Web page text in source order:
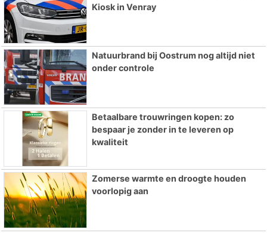
Kiosk in Venray
Natuurbrand bij Oostrum nog altijd niet
onder controle
Betaalbare trouwringen kopen: zo
bespaar je zonder in te leveren op
kwaliteit
Zomerse warmte en droogte houden
voorlopig aan